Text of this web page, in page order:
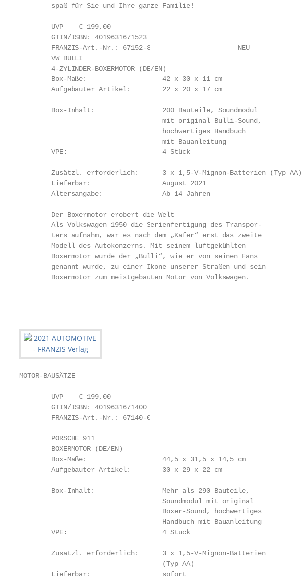
        spaß für Sie und Ihre ganze Familie!
        UVP    € 199,00
        GTIN/ISBN: 4019631671523
        FRANZIS-Art.-Nr.: 67152-3                      NEU
        VW BULLI
        4-ZYLINDER-BOXERMOTOR (DE/EN)
        Box-Maße:                   42 x 30 x 11 cm
        Aufgebauter Artikel:        22 x 20 x 17 cm
        Box-Inhalt:                 200 Bauteile, Soundmodul
                                    mit original Bulli-Sound,
                                    hochwertiges Handbuch
                                    mit Bauanleitung
        VPE:                        4 Stück
        Zusätzl. erforderlich:      3 x 1,5-V-Mignon-Batterien (Typ AA)
        Lieferbar:                  August 2021
        Altersangabe:               Ab 14 Jahren
        Der Boxermotor erobert die Welt
        Als Volkswagen 1950 die Serienfertigung des Transpor-
        ters aufnahm, war es nach dem „Käfer“ erst das zweite
        Modell des Autokonzerns. Mit seinem luftgekühlten
        Boxermotor wurde der „Bulli“, wie er von seinen Fans
        genannt wurde, zu einer Ikone unserer Straßen und sein
        Boxermotor zum meistgebauten Motor von Volkswagen.
MOTOR-BAUSÄTZE
        UVP    € 199,00
        GTIN/ISBN: 4019631671400
        FRANZIS-Art.-Nr.: 67140-0
        PORSCHE 911
        BOXERMOTOR (DE/EN)
        Box-Maße:                   44,5 x 31,5 x 14,5 cm
        Aufgebauter Artikel:        30 x 29 x 22 cm
        Box-Inhalt:                 Mehr als 290 Bauteile,
                                    Soundmodul mit original
                                    Boxer-Sound, hochwertiges
                                    Handbuch mit Bauanleitung
        VPE:                        4 Stück
        Zusätzl. erforderlich:      3 x 1,5-V-Mignon-Batterien
                                    (Typ AA)
        Lieferbar:                  sofort